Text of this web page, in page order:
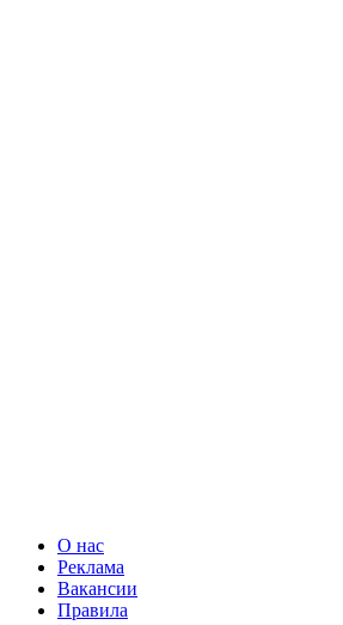
О нас
Реклама
Вакансии
Правила